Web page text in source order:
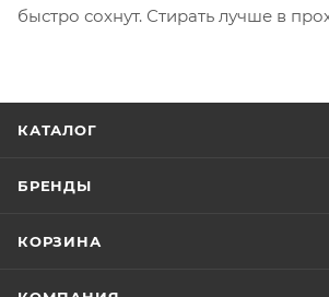
быстро сохнут. Стирать лучше в
КАТАЛОГ
БРЕНДЫ
КОРЗИНА